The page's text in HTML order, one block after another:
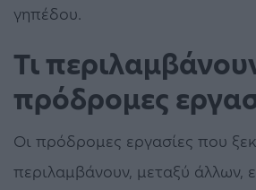
γηπέδου.
Τι
πρόδρομες
Οι πρόδρομες εργασίες που
περιλαμβάνουν, μεταξύ άλλων,